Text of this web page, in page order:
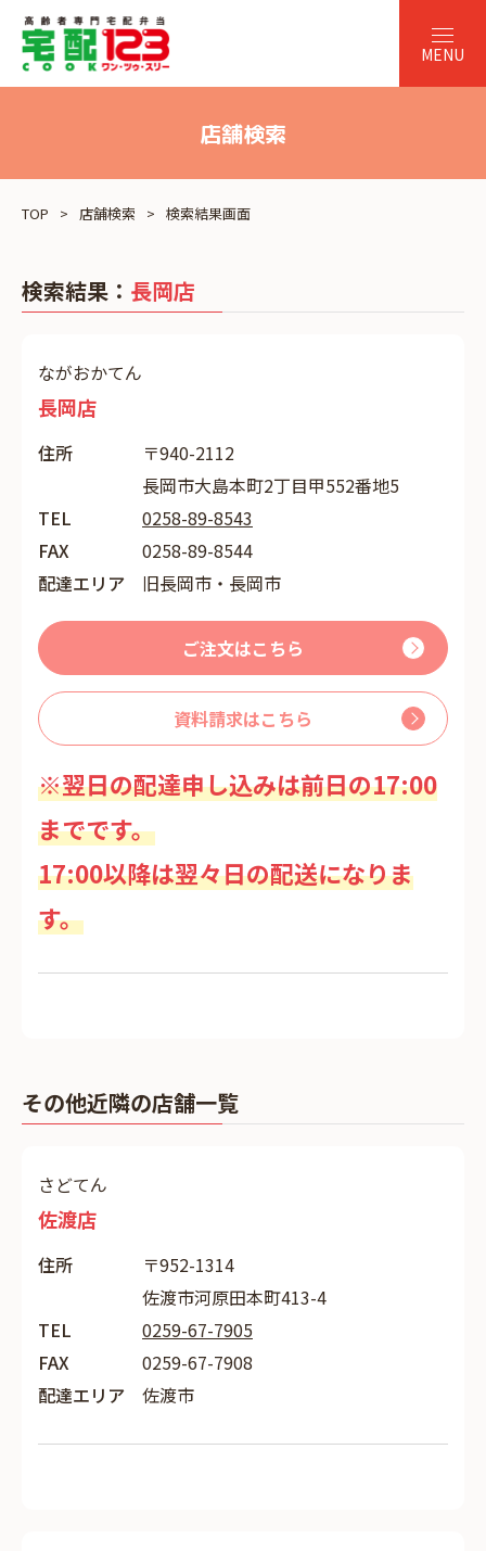
店舗検索
TOP 店舗検索 検索結果画面
検索結果： 長岡店
ながおかてん
長岡店
住所
〒940-2112
長岡市大島本町2丁目甲552番地5
TEL
0258-89-8543
FAX
0258-89-8544
配達エリア
旧長岡市・長岡市
ご注文はこちら
資料請求はこちら
※翌日の配達申し込みは前日の17:00
までです。
17:00以降は翌々日の配送になりま
す。
その他近隣の店舗一覧
さどてん
佐渡店
住所
〒952-1314
佐渡市河原田本町413-4
TEL
0259-67-7905
FAX
0259-67-7908
配達エリア
佐渡市